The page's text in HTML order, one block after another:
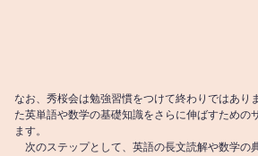
なお、秀桜会は勉強習慣をつけて終わりではあり
た英単語や数学の基礎知識をさらに伸ばすための
ます。
次のステップとして、英語の長文読解や数学の